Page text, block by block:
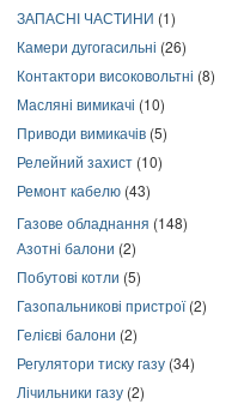
ЗАПАСНІ ЧАСТИНИ (1)
Камери дугогасильні (26)
Контактори високовольтні (8)
Масляні вимикачі (10)
Приводи вимикачів (5)
Релейний захист (10)
Ремонт кабелю (43)
Газове обладнання (148)
Азотні балони (2)
Побутові котли (5)
Газопальникові пристрої(2)
Гелієві балони (2)
Регулятори тиску газу (34)
Лічильники газу (2)